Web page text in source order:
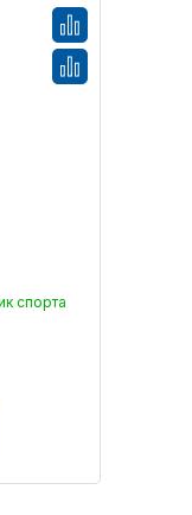
спорта